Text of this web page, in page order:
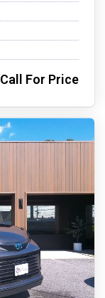
Call For Price